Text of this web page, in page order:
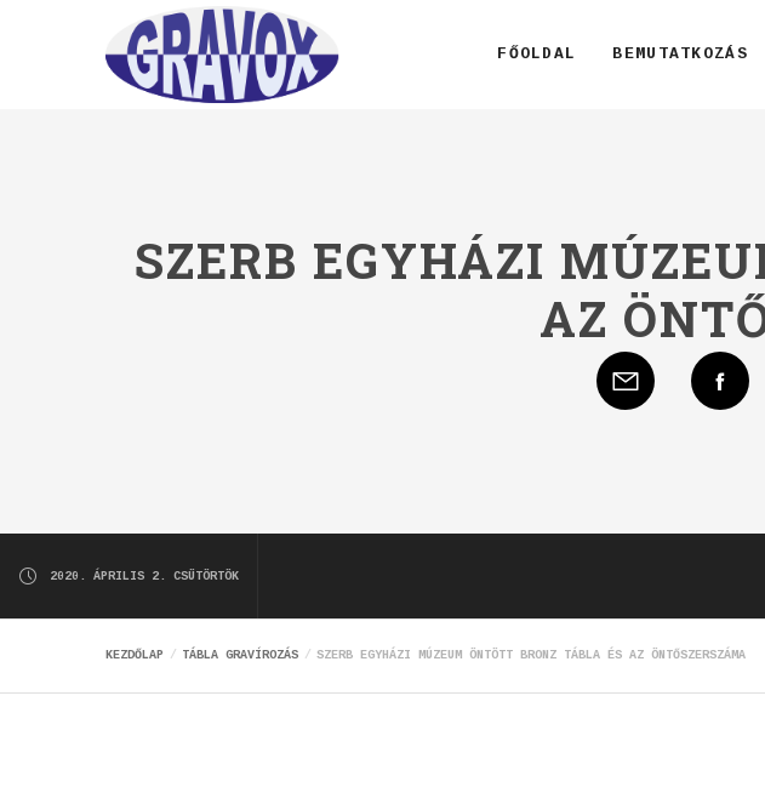
FŐOLDAL BEMUTATKOZÁS
SZERB EGYHÁZI
AZ
2020. ÁPRILIS 2. CSÜTÖRTÖK
KEZDŐLAP TÁBLA GRAVÍROZÁS SZERB EGYHÁZI MÚZEUM ÖNTÖTT BRONZ TÁBLA ÉS AZ ÖNTŐSZERSZÁMA